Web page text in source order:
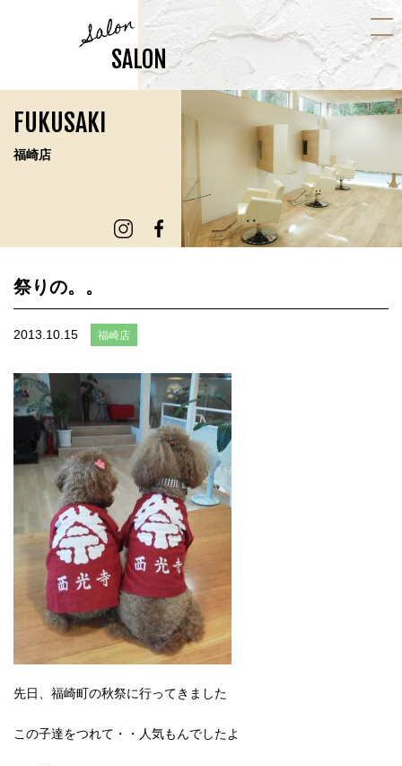
Salon
SALON
FUKUSAKI
福崎店
祭りの。。
2013.10.15 福崎店
先日、福崎町の秋祭に行ってきました
この子達をつれて・・人気もんでしたよ